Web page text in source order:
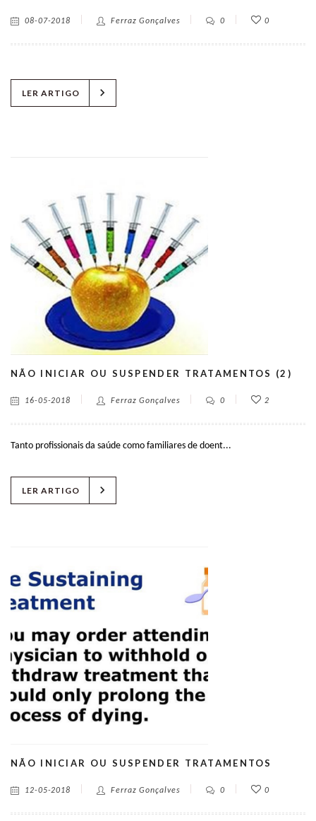
08-07-2018 Ferraz Gonçalves 0 0
LER ARTIGO chevron_right
NÃO INICIAR OU SUSPENDER TRATAMENTOS (2)
16-05-2018 Ferraz Gonçalves 0 2
Tanto profissionais da saúde como familiares de doent...
LER ARTIGO chevron_right
NÃO INICIAR OU SUSPENDER TRATAMENTOS
12-05-2018 Ferraz Gonçalves 0 0